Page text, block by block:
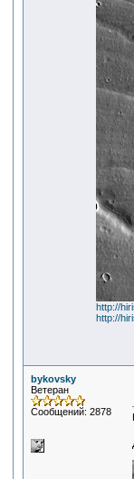
http://
http://
bykovsky
Ветеран
Сообщений: 2878